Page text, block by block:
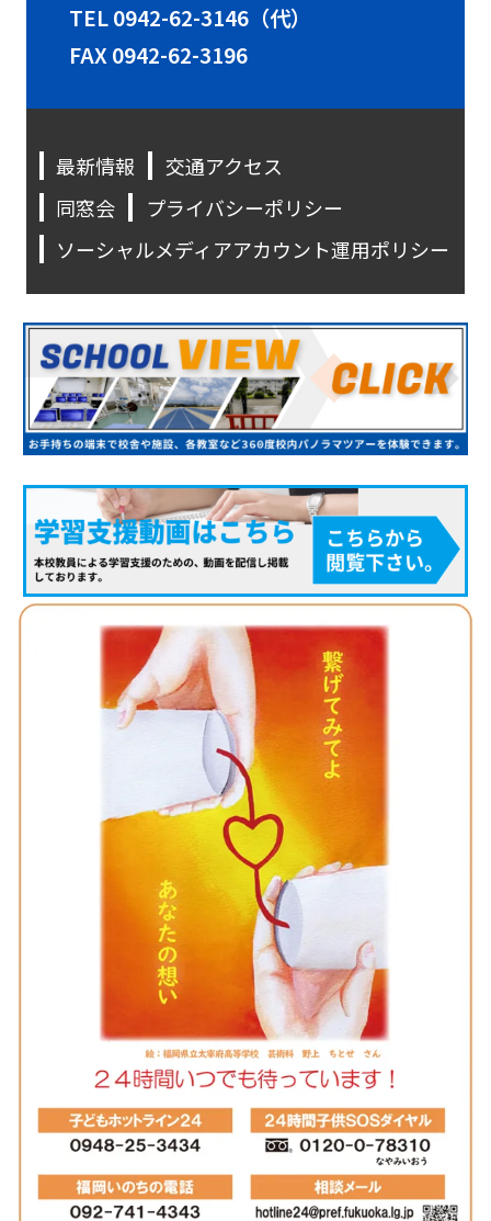
TEL0942-62-3146（代）
FAX 0942-62-3196
最新情報
交通アクセス
同窓会
プライバシーポリシー
ソーシャルメディアアカウント運用ポリシー